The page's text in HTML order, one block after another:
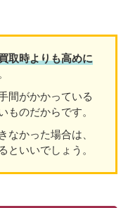
取時よりも高めに
間がかかっている
ものだからです。
なかった場合は、
いいでしょう。